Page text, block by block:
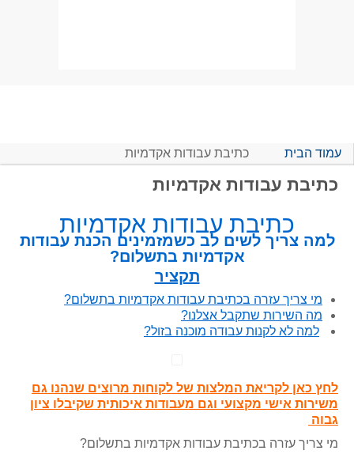
עמוד הבית כתיבת עבודות אקדמיות
כתיבת עבודות אקדמיות
כתיבת עבודות אקדמיות
למה צריך לשים לב כשמזמינים הכנת עבודות
אקדמיות בתשלום?
תקציר
מי צריך עזרה בכתיבת עבודות אקדמיות בתשלום?
מה השירות שתקבל אצלנו?
למה לא לקנות עבודה מוכנה בזול?
לחץ כאן לקריאת המלצות של לקוחות מרוצים שנהנו גם
משירות אישי מקצועי וגם מעבודות איכותית שקיבלו ציון
גבוה
מי צריך עזרה בכתיבת עבודות אקדמיות בתשלום?